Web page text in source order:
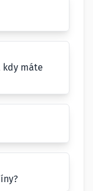
kdy máte